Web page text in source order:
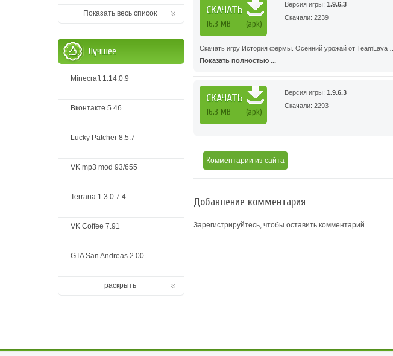
СКАЧАТЬ
16.3 MB (apk)
Версия игры: 1.9.6.3
Скачали: 2239
Скачать игру История фермы. Осенний урожай от TeamLava …
Показать полностью ...
СКАЧАТЬ
16.3 MB (apk)
Версия игры: 1.9.6.3
Скачали: 2293
Комментарии из сайта
Добавление комментария
Зарегистрируйтесь, чтобы оставить комментарий
Показать весь список
Лучшее
Minecraft 1.14.0.9
Вконтакте 5.46
Lucky Patcher 8.5.7
VK mp3 mod 93/655
Terraria 1.3.0.7.4
VK Coffee 7.91
GTA San Andreas 2.00
раскрыть